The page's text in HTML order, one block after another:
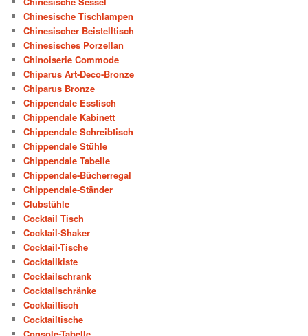
Chinesische Tischlampen
Chinesischer Beistelltisch
Chinesisches Porzellan
Chinoiserie Commode
Chiparus Art-Deco-Bronze
Chiparus Bronze
Chippendale Esstisch
Chippendale Kabinett
Chippendale Schreibtisch
Chippendale Stühle
Chippendale Tabelle
Chippendale-Bücherregal
Chippendale-Ständer
Clubstühle
Cocktail Tisch
Cocktail-Shaker
Cocktail-Tische
Cocktailkiste
Cocktailschrank
Cocktailschränke
Cocktailtisch
Cocktailtische